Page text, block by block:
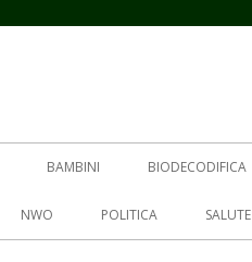
BAMBINI BIODECODIFICA
NWO POLITICA SALUTE